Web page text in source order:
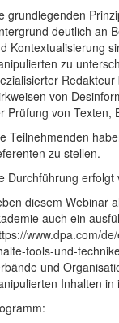
grundlegenden
deutlich an
Kontextualisierung
zu
von
Prüfung von Texten,
Teilnehmenden
zu stellen.
Durchführung erfolgt
diesem Webinar
auch ein
www.dpa.com/
tools-und-
und
Inhalten